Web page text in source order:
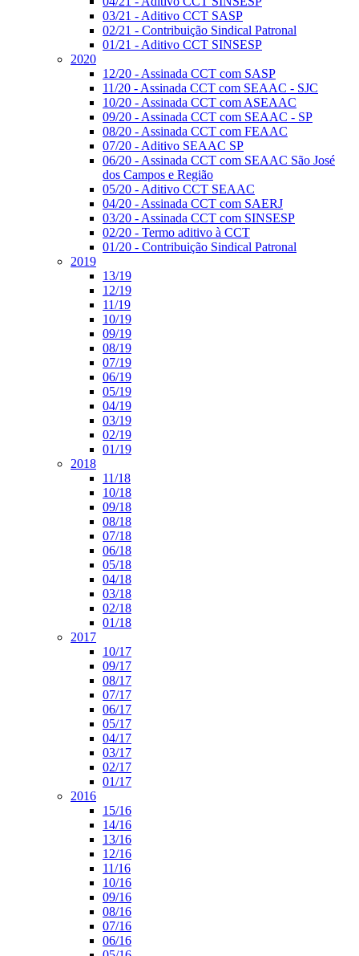
03/21 - Aditivo CCT SASP
02/21 - Contribuição Sindical Patronal
01/21 - Aditivo CCT SINSESP
2020
12/20 - Assinada CCT com SASP
11/20 - Assinada CCT com SEAAC - SJC
10/20 - Assinada CCT com ASEAAC
09/20 - Assinada CCT com SEAAC - SP
08/20 - Assinada CCT com FEAAC
07/20 - Aditivo SEAAC SP
06/20 - Assinada CCT com SEAAC São José
dos Campos e Região
05/20 - Aditivo CCT SEAAC
04/20 - Assinada CCT com SAERJ
03/20 - Assinada CCT com SINSESP
02/20 - Termo aditivo à CCT
01/20 - Contribuição Sindical Patronal
2019
13/19
12/19
11/19
10/19
09/19
08/19
07/19
06/19
05/19
04/19
03/19
02/19
01/19
2018
11/18
10/18
09/18
08/18
07/18
06/18
05/18
04/18
03/18
02/18
01/18
2017
10/17
09/17
08/17
07/17
06/17
05/17
04/17
03/17
02/17
01/17
2016
15/16
14/16
13/16
12/16
11/16
10/16
09/16
08/16
07/16
06/16